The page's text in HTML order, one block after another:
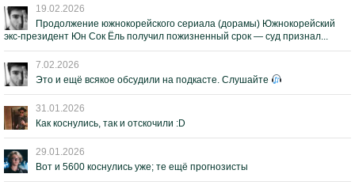
19.02.2026
Продолжение южнокорейского сериала (дорамы) Южнокорейский
экс-президент Юн Сок Ёль получил пожизненный срок — суд признал...
7.02.2026
Это и ещё всякое обсудили на подкасте. Слушайте
31.01.2026
Как коснулись, так и отскочили :D
29.01.2026
Вот и 5600 коснулись уже; те ещё прогнозисты